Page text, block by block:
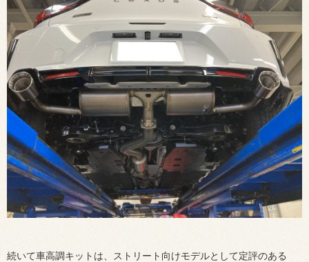
続いて車高調キットは、ストリート向けモデルとして定評のある